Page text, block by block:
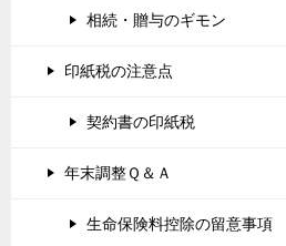
相続・贈与のギモン
印紙税の注意点
契約書の印紙税
年末調整Ｑ＆Ａ
生命保険料控除の留意事項